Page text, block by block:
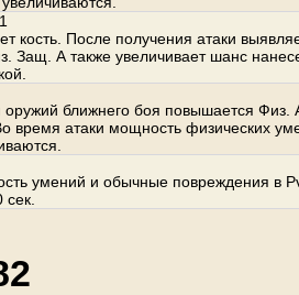
кость. После получения атаки
Защ. А также увеличивает шанс
оружий ближнего боя повышается Физ.
время атаки мощность физических
умений и обычные повреждения в